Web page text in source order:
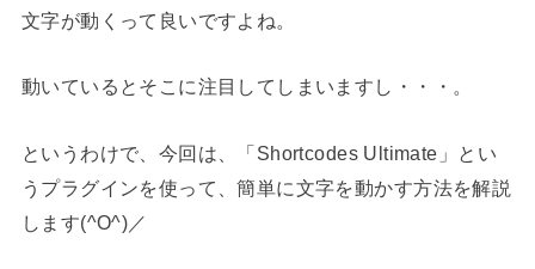
文字が動くって良いですよね。
動いているとそこに注目してしまいますし・・・。
というわけで、今回は、「Shortcodes Ultimate」とい
うプラグインを使って、簡単に文字を動かす方法を解説
します(^O^)／